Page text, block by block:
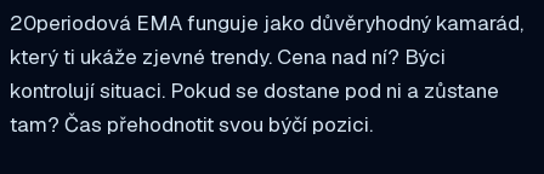
20periodová EMA funguje jako důvěryhodný kamarád,
který ti ukáže zjevné trendy. Cena nad ní? Býci
kontrolují situaci. Pokud se dostane pod ni a zůstane
tam? Čas přehodnotit svou býčí pozici.